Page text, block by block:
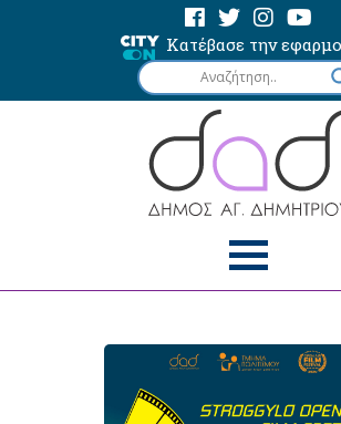
Κατέβασε την